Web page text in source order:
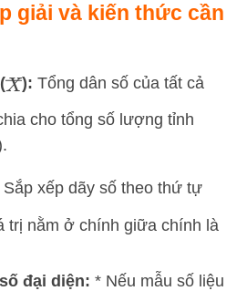
giải và kiến thức cần
X―
): Tổng dân số của tất cả
cho tổng số lượng tỉnh
Sắp xếp dãy số theo thứ tự
trị nằm ở chính giữa chính là
đại diện: * Nếu mẫu số liệu